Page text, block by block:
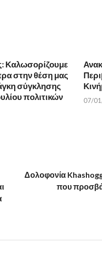
Καλωσορίζουμε
στην θέση μας
σύγκλησης
πολιτικών
07/
Δολοφονία
που